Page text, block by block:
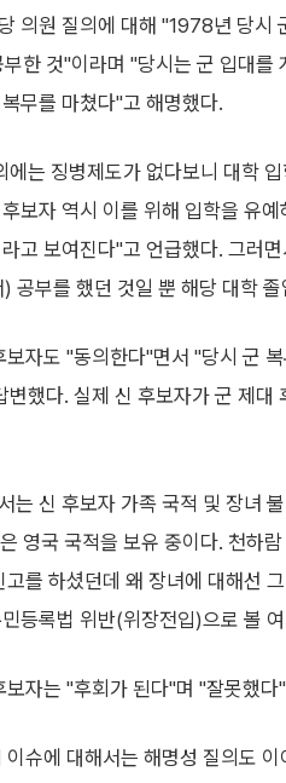
의원 질의에 대해 "1978년 당시
한 것"이라며 "당시는 군 입대를
무를 마쳤다"고 해명했다.
에는 징병제도가 없다보니 대학
보자 역시 이를 위해 입학을 유
고 보여진다"고 언급했다. 그러
공부를 했던 것일 뿐 해당 대학
보자도 "동의한다"면서 "당시 군
변했다. 실제 신 후보자가 군 제
는 신 후보자 가족 국적 및 장녀
영국 국적을 보유 중이다. 천하
고를 하셨던데 왜 장녀에 대해선
등록법 위반(위장전입)으로 볼
보자는 "후회가 된다"며 "잘못했다
이슈에 대해서는 해명성 질의도